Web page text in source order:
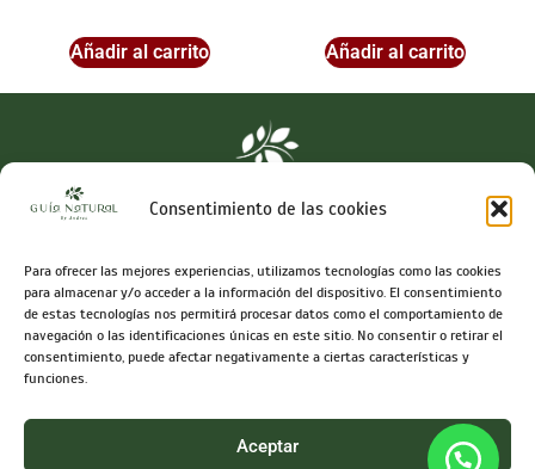
Consentimiento de las cookies
Para ofrecer las mejores experiencias, utilizamos tecnologías como las cookies
para almacenar y/o acceder a la información del dispositivo. El consentimiento
de estas tecnologías nos permitirá procesar datos como el comportamiento de
navegación o las identificaciones únicas en este sitio. No consentir o retirar el
consentimiento, puede afectar negativamente a ciertas características y
funciones.
Aceptar
Añadir al carrito Añadir al carrito
Síguenos en
Términos y condiciones